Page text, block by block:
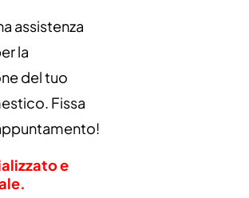
assistenza
la
del tuo
Fissa
e